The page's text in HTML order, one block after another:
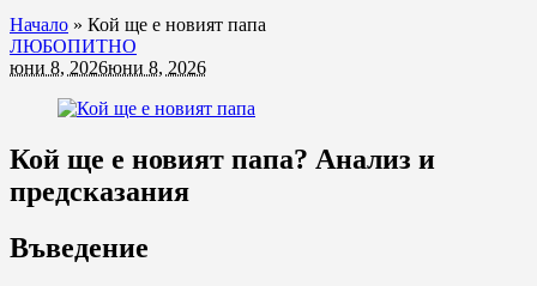
Начало » Кой ще е новият папа
ЛЮБОПИТНО
юни 8, 2026юни 8, 2026
Кой ще е новият папа? Анализ и
предсказания
Въведение